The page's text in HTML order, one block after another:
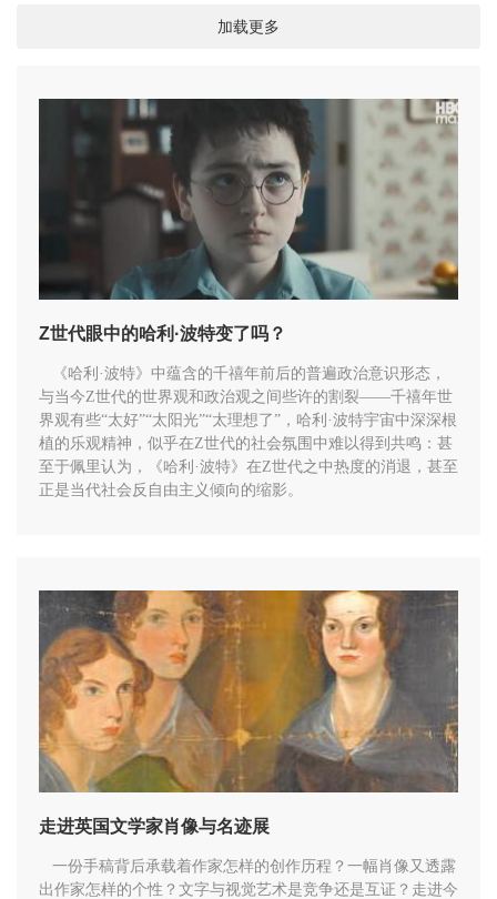
与个人最私密的哀悼并置在一起。
加载更多
Z世代眼中的哈利·波特变了吗？
《哈利·波特》中蕴含的千禧年前后的普遍政治意识形态，
与当今Z世代的世界观和政治观之间些许的割裂——千禧年世
界观有些“太好”“太阳光”“太理想了”，哈利·波特宇宙中深深根
植的乐观精神，似乎在Z世代的社会氛围中难以得到共鸣：甚
至于佩里认为，《哈利·波特》在Z世代之中热度的消退，甚至
正是当代社会反自由主义倾向的缩影。
走进英国文学家肖像与名迹展
一份手稿背后承载着作家怎样的创作历程？一幅肖像又透露
出作家怎样的个性？文字与视觉艺术是竞争还是互证？走进今